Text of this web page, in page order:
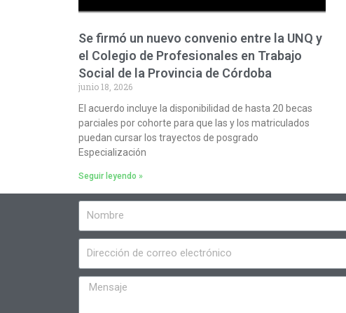
Se firmó un nuevo convenio entre la UNQ y
el Colegio de Profesionales en Trabajo
Social de la Provincia de Córdoba
junio 18, 2026
El acuerdo incluye la disponibilidad de hasta 20 becas
parciales por cohorte para que las y los matriculados
puedan cursar los trayectos de posgrado
Especialización
Seguir leyendo »